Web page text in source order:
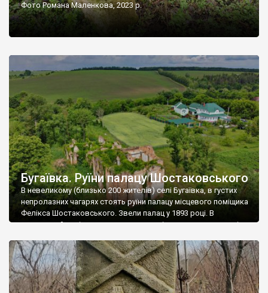
Фото Романа Маленкова, 2023 р.
Бугаївка. Руїни палацу Шостаковського
В невеликому (близько 200 жителів) селі Бугаївка, в густих
непролазних чагарях стоять руїни палацу місцевого поміщика
Фелікса Шостаковського. Звели палац у 1893 році. В
радянський період у ньому спочатку містилася школа, потім
століття тут розмістили туберкульозну лікарню. Коли із
палацу виїхала лікарня – ми точно не […]